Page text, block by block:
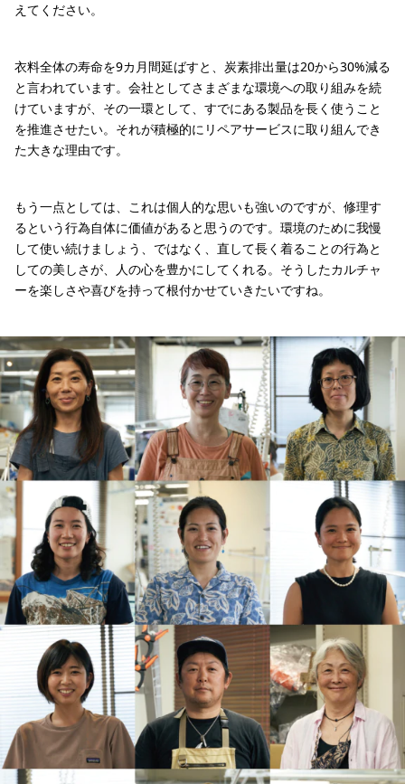
えてください。
衣料全体の寿命を9カ月間延ばすと、炭素排出量は20から30%減る
と言われています。会社としてさまざまな環境への取り組みを続
けていますが、その一環として、すでにある製品を長く使うこと
を推進させたい。それが積極的にリペアサービスに取り組んでき
た大きな理由です。
もう一点としては、これは個人的な思いも強いのですが、修理す
るという行為自体に価値があると思うのです。環境のために我慢
して使い続けましょう、ではなく、直して長く着ることの行為と
しての美しさが、人の心を豊かにしてくれる。そうしたカルチャ
ーを楽しさや喜びを持って根付かせていきたいですね。